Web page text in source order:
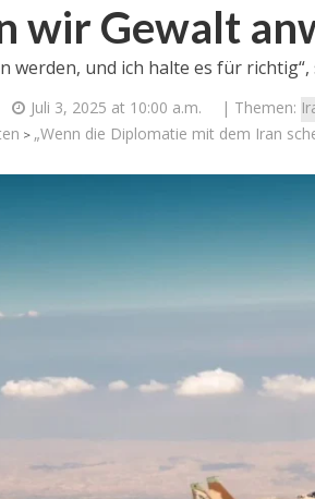
wir Gewalt
werden, und ich halte es für
Juli 3, 2025 at 10:00 a.m. | Themen:
> „Wenn die Diplomatie mit dem Iran